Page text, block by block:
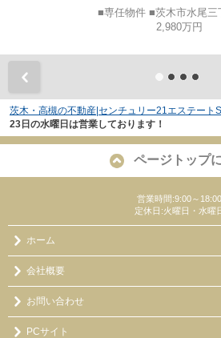
2,980万円
茨木・高槻の不動産|センチュリー21エステート
23日の水曜日は営業しております！
ページトップ
営業時間:9:00～18:00
定休日:火曜日・水曜
ホーム
会社概要
お問い合わせ
PCサイト